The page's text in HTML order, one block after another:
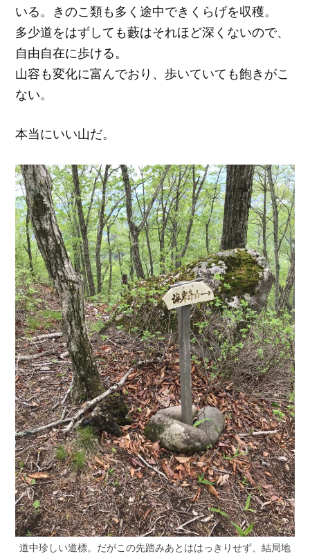
いる。きのこ類も多く途中できくらげを収穫。
多少道をはずしても藪はそれほど深くないので、
自由自在に歩ける。
山容も変化に富んでおり、歩いていても飽きがこ
ない。
本当にいい山だ。
道中珍しい道標。だがこの先踏みあとははっきりせず、結局地